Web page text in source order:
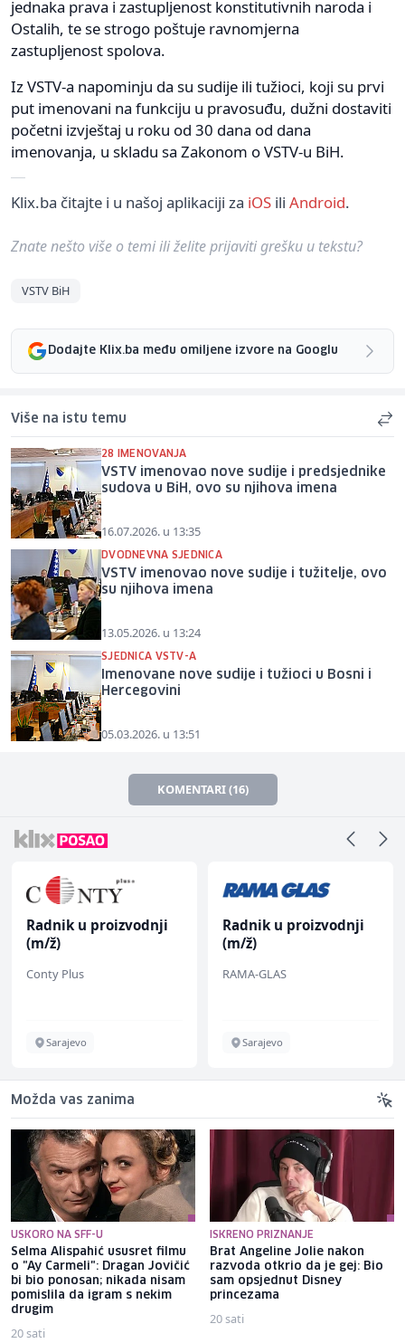
jednaka prava i zastupljenost konstitutivnih naroda i
Ostalih, te se strogo poštuje ravnomjerna
zastupljenost spolova.
Iz VSTV-a napominju da su sudije ili tužioci, koji su prvi
put imenovani na funkciju u pravosuđu, dužni dostaviti
početni izvještaj u roku od 30 dana od dana
imenovanja, u skladu sa Zakonom o VSTV-u BiH.
Klix.ba čitajte i u našoj aplikaciji za iOS ili Android.
Znate nešto više o temi ili želite prijaviti grešku u tekstu?
VSTV BiH
Dodajte Klix.ba među omiljene izvore na Googlu
Više na istu temu
28 IMENOVANJA
VSTV imenovao nove sudije i predsjednike
sudova u BiH, ovo su njihova imena
16.07.2026. u 13:35
DVODNEVNA SJEDNICA
VSTV imenovao nove sudije i tužitelje, ovo
su njihova imena
13.05.2026. u 13:24
SJEDNICA VSTV-A
Imenovane nove sudije i tužioci u Bosni i
Hercegovini
05.03.2026. u 13:51
KOMENTARI (16)
Radnik u proizvodnji
(m/ž)
Conty Plus
Sarajevo
Radnik u proizvodnji
(m/ž)
RAMA-GLAS
Sarajevo
Možda vas zanima
USKORO NA SFF-U
Selma Alispahić ususret filmu
o "Ay Carmeli": Dragan Jovičić
bi bio ponosan; nikada nisam
pomislila da igram s nekim
drugim
20 sati
ISKRENO PRIZNANJE
Brat Angeline Jolie nakon
razvoda otkrio da je gej: Bio
sam opsjednut Disney
princezama
20 sati